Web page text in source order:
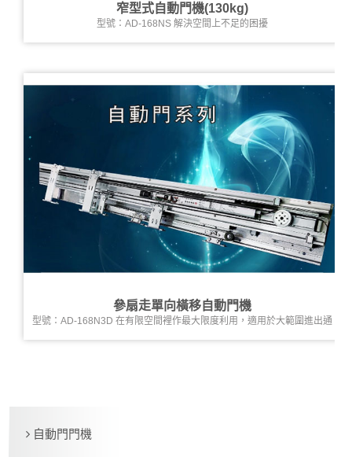
窄型式自動門機(130kg)
型號：AD-168NS 解決空間上不足的困擾
參扇走單向橫移自動門機
型號：AD-168N3D 在有限空間裡作最大限度利用，適用於大範圍進出通
道設計
自動門門機